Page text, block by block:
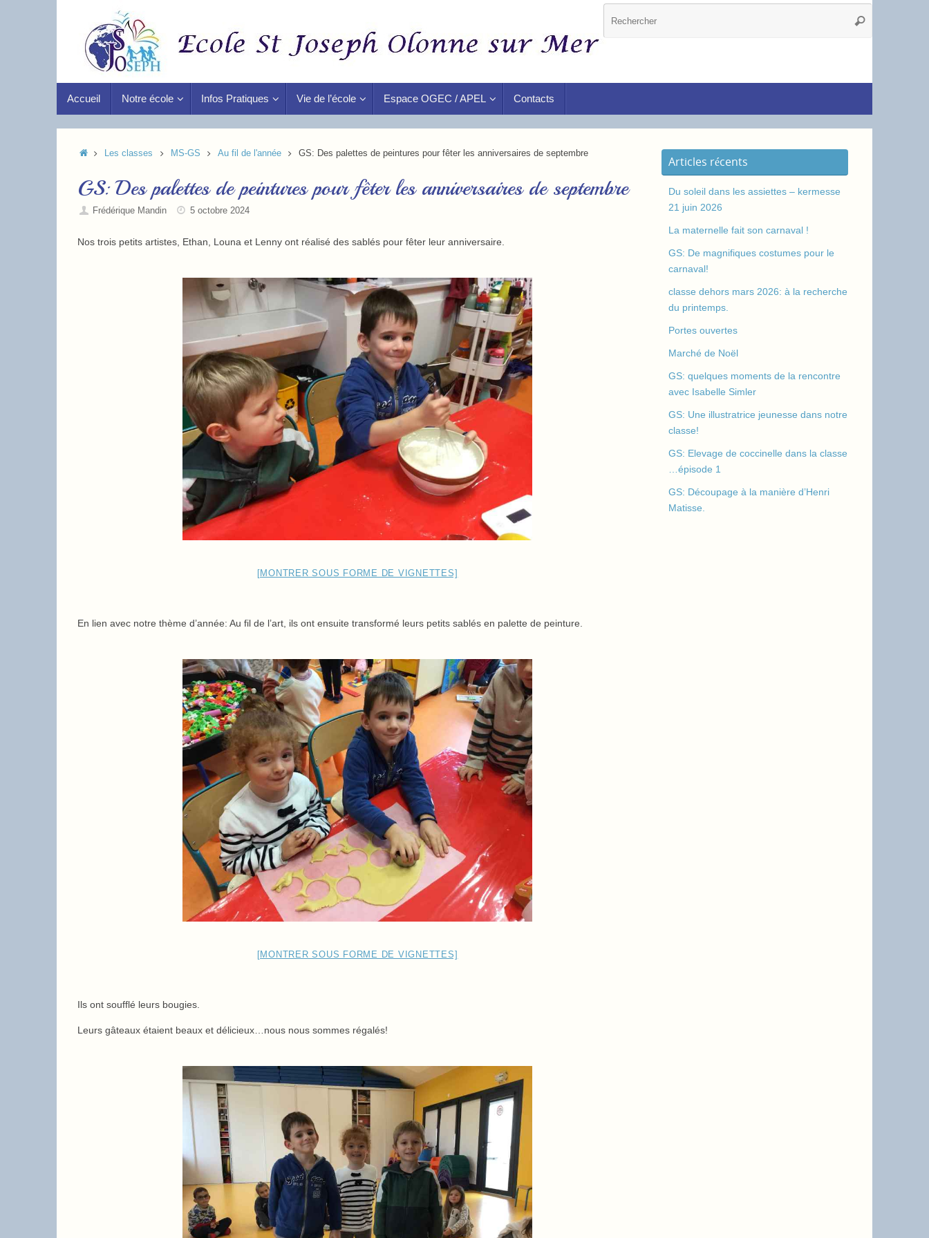
Accueil Notre école Infos Pratiques Vie de l’école Espace OGEC / APEL Contacts
Les classes MS-GS Au fil de l'année GS: Des palettes de peintures pour fêter les anniversaires de septembre
GS: Des palettes de peintures pour fêter les anniversaires de septembre
Frédérique Mandin 5 octobre 2024
Nos trois petits artistes, Ethan, Louna et Lenny ont réalisé des sablés pour fêter leur anniversaire.
[MONTRER SOUS FORME DE VIGNETTES]
En lien avec notre thème d’année: Au fil de l’art, ils ont ensuite transformé leurs petits sablés en palette de peinture.
[MONTRER SOUS FORME DE VIGNETTES]
Ils ont soufflé leurs bougies.
Leurs gâteaux étaient beaux et délicieux…nous nous sommes régalés!
Articles récents
Du soleil dans les assiettes – kermesse
21 juin 2026
La maternelle fait son carnaval !
GS: De magnifiques costumes pour le
carnaval!
classe dehors mars 2026: à la recherche
du printemps.
Portes ouvertes
Marché de Noël
GS: quelques moments de la rencontre
avec Isabelle Simler
GS: Une illustratrice jeunesse dans notre
classe!
GS: Elevage de coccinelle dans la classe
…épisode 1
GS: Découpage à la manière d’Henri
Matisse.